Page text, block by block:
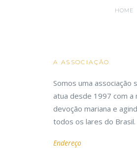
HOME
A ASSOCIAÇÃO
Somos uma associação
atua desde 1997 com a
devoção mariana e
todos os lares do Brasil.
Endereço